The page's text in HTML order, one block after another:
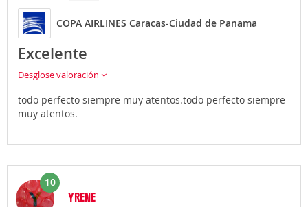
COPA AIRLINES Caracas-Ciudad de Panama
Excelente
Desglose valoración
todo perfecto siempre muy atentos.todo perfecto siempre
muy atentos.
10
YRENE